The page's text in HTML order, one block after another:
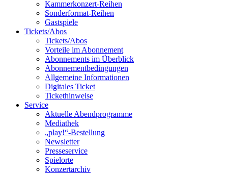
Kammerkonzert-Reihen
Sonderformat-Reihen
Gastspiele
Tickets/Abos
Tickets/Abos
Vorteile im Abonnement
Abonnements im Überblick
Abonnement­bedingungen
Allgemeine Informationen
Digitales Ticket
Ticket­hinweise
Service
Aktuelle Abendprogramme
Mediathek
„play!“-Bestellung
Newsletter
Presseservice
Spielorte
Konzertarchiv